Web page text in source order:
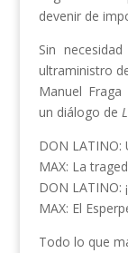
devenir de
Sin
ultraministro
Manuel
un diálogo de
DON LATINO:
MAX: La
DON LATINO:
MAX: El
Todo lo que